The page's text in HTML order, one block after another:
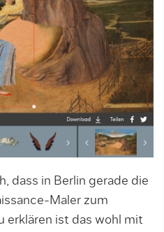
dass in Berlin gerade die
Maler zum
erklären ist das wohl mit